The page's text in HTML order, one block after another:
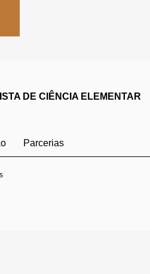
DE CIÊNCIA ELEMENTAR
Parcerias